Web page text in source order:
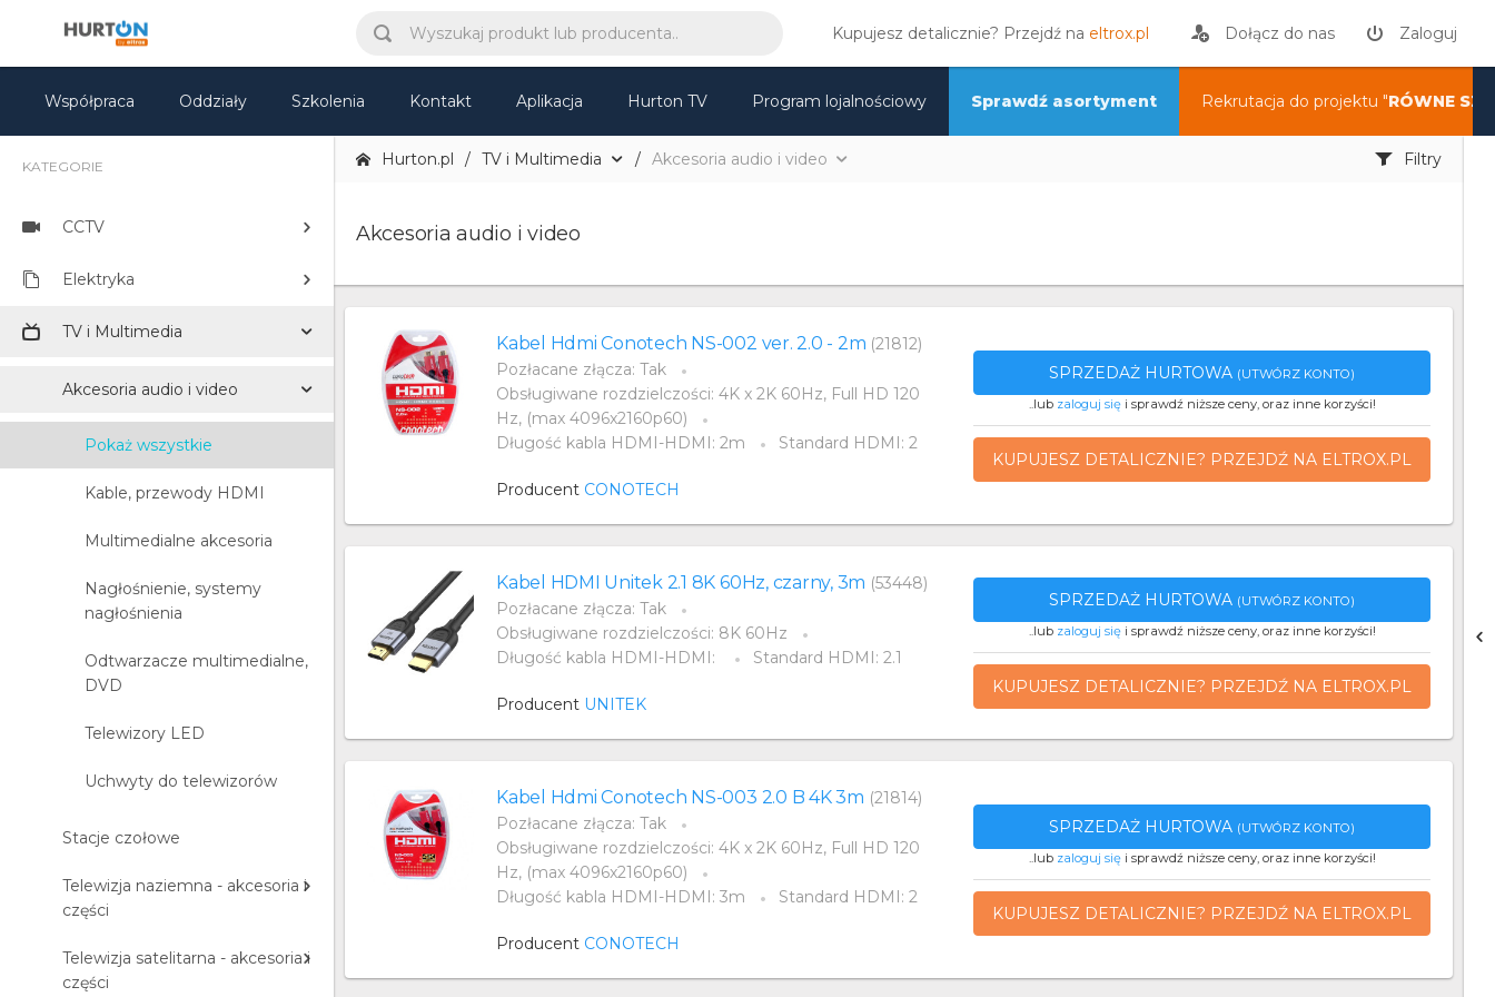
Kupujesz detalicznie? Przejdź na eltrox.pl Dołącz do nas Zaloguj
Współpraca Oddziały Szkolenia Kontakt Aplikacja Hurton TV Program lojalnościowy Sprawdź asortyment Rekrutacja do projektu "RÓWNE
KATEGORIE
CCTV
Elektryka
TV i Multimedia
Akcesoria audio i video
Pokaż wszystkie
Kable, przewody HDMI
Multimedialne akcesoria
Nagłośnienie, systemy
nagłośnienia
Odtwarzacze multimedialne,
DVD
Telewizory LED
Uchwyty do telewizorów
Stacje czołowe
Telewizja naziemna - akcesoria i
części
Telewizja satelitarna - akcesoria i
części
Hurton.pl TV i Multimedia Akcesoria audio i video Filtry
Akcesoria audio i video
Kabel Hdmi Conotech NS-002 ver. 2.0 - 2m (21812)
Pozłacane złącza: Tak
Obsługiwane rozdzielczości: 4K x 2K 60Hz, Full HD 120
Hz, (max 4096x2160p60)
Długość kabla HDMI-HDMI: 2m
Standard HDMI: 2
Producent CONOTECH
SPRZEDAŻ HURTOWA (UTWÓRZ KONTO)
..lub zaloguj sięi sprawdź niższe ceny, oraz inne korzyści!
KUPUJESZ DETALICZNIE? PRZEJDŹ NA ELTROX.PL
Kabel HDMI Unitek 2.1 8K 60Hz, czarny, 3m (53448)
Pozłacane złącza: Tak
Obsługiwane rozdzielczości: 8K 60Hz
Długość kabla HDMI-HDMI:
Standard HDMI: 2.1
Producent UNITEK
SPRZEDAŻ HURTOWA (UTWÓRZ KONTO)
..lub zaloguj sięi sprawdź niższe ceny, oraz inne korzyści!
KUPUJESZ DETALICZNIE? PRZEJDŹ NA ELTROX.PL
Kabel Hdmi Conotech NS-003 2.0 B 4K 3m (21814)
Pozłacane złącza: Tak
Obsługiwane rozdzielczości: 4K x 2K 60Hz, Full HD 120
Hz, (max 4096x2160p60)
Długość kabla HDMI-HDMI: 3m
Standard HDMI: 2
Producent CONOTECH
SPRZEDAŻ HURTOWA (UTWÓRZ KONTO)
..lub zaloguj sięi sprawdź niższe ceny, oraz inne korzyści!
KUPUJESZ DETALICZNIE? PRZEJDŹ NA ELTROX.PL